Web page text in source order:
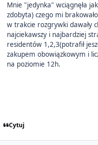
Mnie "jedynka" wciągnęła
zdobyta) czego mi
w trakcie rozgrywki dawały
najciekawszy i najbardziej
residentów 1,2,3(potrafił
zakupem obowiązkowym i
na poziomie 12h.
Cytuj